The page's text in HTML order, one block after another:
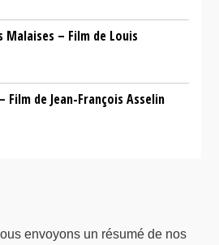
Malaises – Film de Louis
Film de Jean-François Asselin
envoyons un résumé de nos